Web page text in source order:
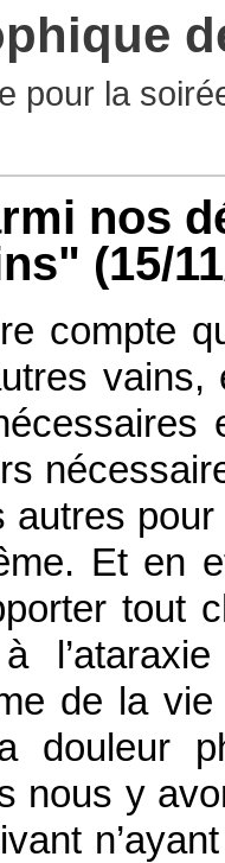
pour la
nos
(15/
compte
autres
Et en
tout
de la
douleur
nous y